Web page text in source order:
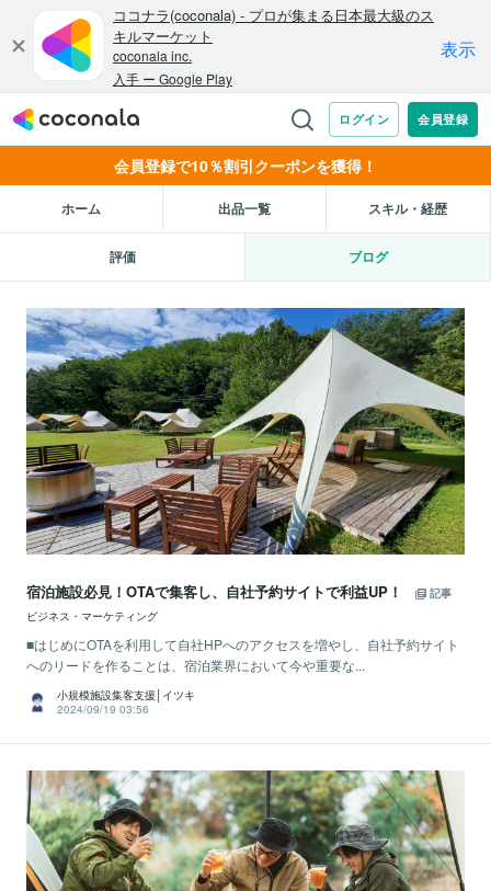
会員登録で10％割引クーポンを獲得！
ホーム 出品一覧 スキル・経歴
評価 ブログ
宿泊施設必見！OTAで集客し、自社予約サイトで利益UP！
記事
ビジネス・マーケティング
■はじめにOTAを利用して自社HPへのアクセスを増やし、自社予約サイト
へのリードを作ることは、宿泊業界において今や重要な...
小規模施設集客支援│イツキ
2024/09/19 03:56